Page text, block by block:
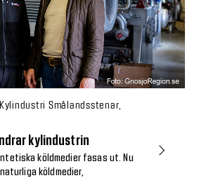
Smålandsstenar,
kylindustrin
köldmedier fasas ut. Nu
köldmedier,